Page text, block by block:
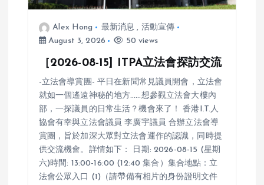
o
Alex Hong 最新消息 , 活動宣傳
August 3, 2026
50 views
［2026-08-15] ITPA立法會探訪交流
-立法會導賞團- 平日在新聞常見議員開會，立法會
就如一個遙遠神秘的地方……想參觀立法會大樓內
部，一探議員的日常生活？機會來了！ 香港I.T.人
協會有幸與立法會議員 李廣宇議員 合辦立法會導
賞團，旨於加深大眾對立法會運作的認識，同時提
供交流機會。詳情如下： 日期: 2026-08-15 (星期
六)時間: 13:00-16:00 (12:40 集合）集合地點：立
法會公眾入口 (1)（請帶備有相片的身份證明文件